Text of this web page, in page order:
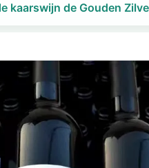
kaarswijn de Gouden